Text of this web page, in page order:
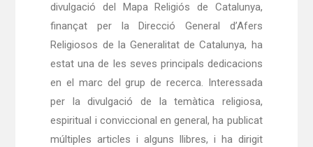
divulgació del Mapa Religiós de Catalunya,
finançat per la Direcció General d’Afers
Religiosos de la Generalitat de Catalunya, ha
estat una de les seves principals dedicacions
en el marc del grup de recerca. Interessada
per la divulgació de la temàtica religiosa,
espiritual i conviccional en general, ha publicat
múltiples articles i alguns llibres, i ha dirigit